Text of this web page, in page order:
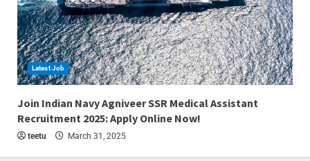
Latest Job
Join Indian Navy Agniveer SSR Medical Assistant
Recruitment 2025: Apply Online Now!
teetu March 31, 2025